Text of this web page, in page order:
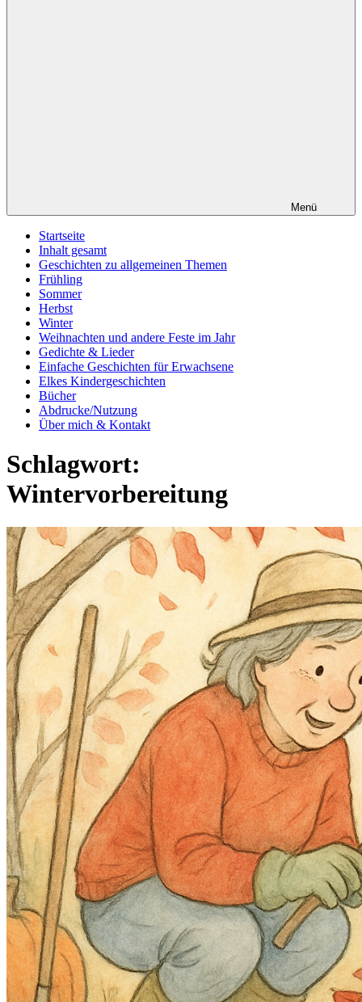
Menü
Startseite
Inhalt gesamt
Geschichten zu allgemeinen Themen
Frühling
Sommer
Herbst
Winter
Weihnachten und andere Feste im Jahr
Gedichte & Lieder
Einfache Geschichten für Erwachsene
Elkes Kindergeschichten
Bücher
Abdrucke/Nutzung
Über mich & Kontakt
Schlagwort:
Wintervorbereitung